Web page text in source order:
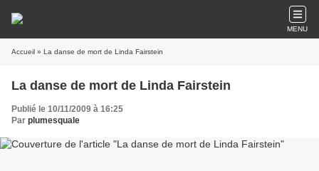
MENU
Accueil » La danse de mort de Linda Fairstein
La danse de mort de Linda Fairstein
Publié le 10/11/2009 à 16:25
Par plumesquale